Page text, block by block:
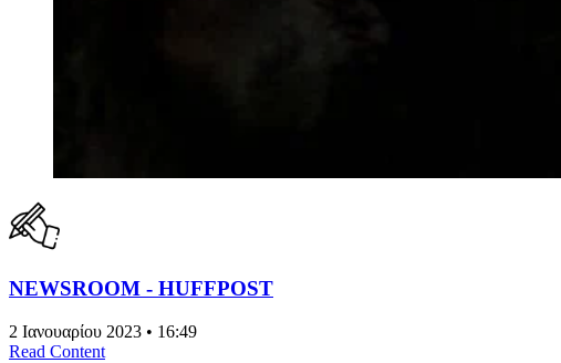
NEWSROOM - HUFFPOST
2 Ιανουαρίου 2023 • 16:49
Read Content